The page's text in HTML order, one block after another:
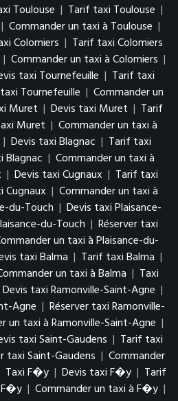
Toulouse | Tarif taxi Toulouse |
| Commander un taxi à Toulouse |
Colomiers | Tarif taxi Colomiers
| Commander un taxi à Colomiers |
taxi Tournefeuille | Tarif taxi
Tournefeuille | Commander un
Muret | Devis taxi Muret | Tarif
Muret | Commander un taxi à
| Devis taxi Blagnac | Tarif taxi
Blagnac | Commander un taxi à
| Devis taxi Cugnaux | Tarif taxi
Cugnaux | Commander un taxi à
du-Touch | Devis taxi Plaisance-
du-Touch | Réserver taxi
un taxi à Plaisance-du-
taxi Balma | Tarif taxi Balma |
un taxi à Balma | Taxi
Devis taxi Ramonville-Saint-Agne |
Agne | Réserver taxi Ramonville-
un taxi à Ramonville-Saint-Agne |
taxi Saint-Gaudens | Tarif taxi
taxi Saint-Gaudens | Commander
Taxi F�y | Devis taxi F�y | Tarif
F�y | Commander un taxi à F�y |